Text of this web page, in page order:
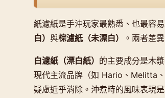
紙濾紙是手沖玩家最熟悉、也最容
白） 與棕濾紙（未漂白） 。兩者差
白濾紙（漂白紙） 的主要成分是木
現代主流品牌（如 Hario、Melitta
疑慮近乎消除。沖煮時的風味表現是